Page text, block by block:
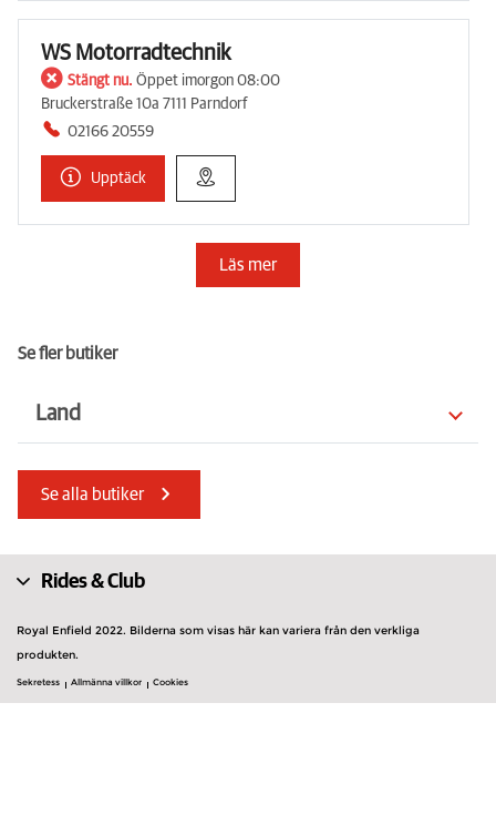
WS Motorradtechnik
Stängt nu. Öppet imorgon 08:00
Bruckerstraße 10a 7111 Parndorf
02166 20559
Upptäck
Läs mer
Se fler butiker
Land
Slovenien
Isle of Man
Kroatien
Förenade Arabemiraten
Rumänien
Nederländerna
Grekland
Se alla butiker
Rides & Club
Royal Enfield 2022. Bilderna som visas här kan variera från den verkliga
produkten.
Sekretess Allmänna villkor Cookies